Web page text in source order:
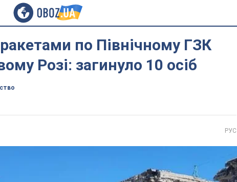
по Північному ГЗК
Розі: загинуло 10 осіб
РУС